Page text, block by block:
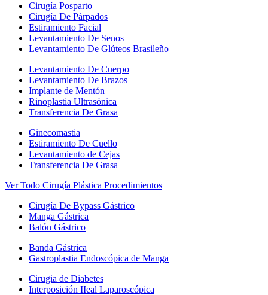
Cirugía Posparto
Cirugía De Párpados
Estiramiento Facial
Levantamiento De Senos
Levantamiento De Glúteos Brasileño
Levantamiento De Cuerpo
Levantamiento De Brazos
Implante de Mentón
Rinoplastia Ultrasónica
Transferencia De Grasa
Ginecomastia
Estiramiento De Cuello
Levantamiento de Cejas
Transferencia De Grasa
Ver Todo Cirugía Plástica Procedimientos
Cirugía De Bypass Gástrico
Manga Gástrica
Balón Gástrico
Banda Gástrica
Gastroplastia Endoscópica de Manga
Cirugia de Diabetes
Interposición IIeal Laparoscópica